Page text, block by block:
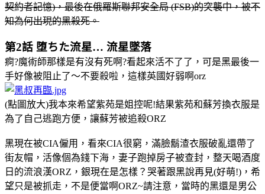
契約者記憶)，最後在俄羅斯聯邦安全局 (FSB)的突襲中，被不
知為何出現的黑殺死。
第2話 堕ちた流星… 流星墜落
痾?魔術師那樣是有沒有死啊?看起來活不了了，可是黑最後一
手好像被阻止了～不要殺啦，這樣英國好弱啊orz
(點圖放大)我本來希望紫苑是姐控呢!結果紫苑和蘇芳換衣服是
為了自己逃跑方便，讓蘇芳被追殺ORZ
黑現在被CIA僱用，看來CIA很窮，滿臉鬍渣衣服破亂還帶了
街友帽，活像個為錢下海，妻子跑掉房子被查封，整天喝酒度
日的流浪漢ORZ，銀現在是怎樣？哭著跟黑說再見(好萌!)，希
望只是被抓走，不是便當啊ORZ~請注意，當時的黑還是男公